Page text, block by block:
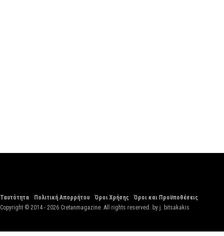
Ταυτότητα Πολιτική Απορρήτου Όροι Χρήσης
Όροι και Προϋποθέσεις
Copyright © 2014 - 2026 Cretanmagazine. All rights reserved. by j. bitsakakis